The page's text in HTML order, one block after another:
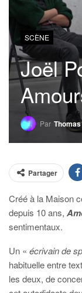
SCÈNE
Joël
Par
Partager
Créé à la Maison
depuis 10 ans,
sentimentaux.
Un « écrivain de
habituelle entre
les deux, de